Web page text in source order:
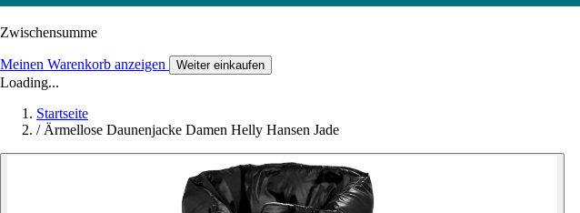
Zwischensumme
Meinen Warenkorb anzeigen Weiter einkaufen
Loading...
Startseite
/ Ärmellose Daunenjacke Damen Helly Hansen Jade